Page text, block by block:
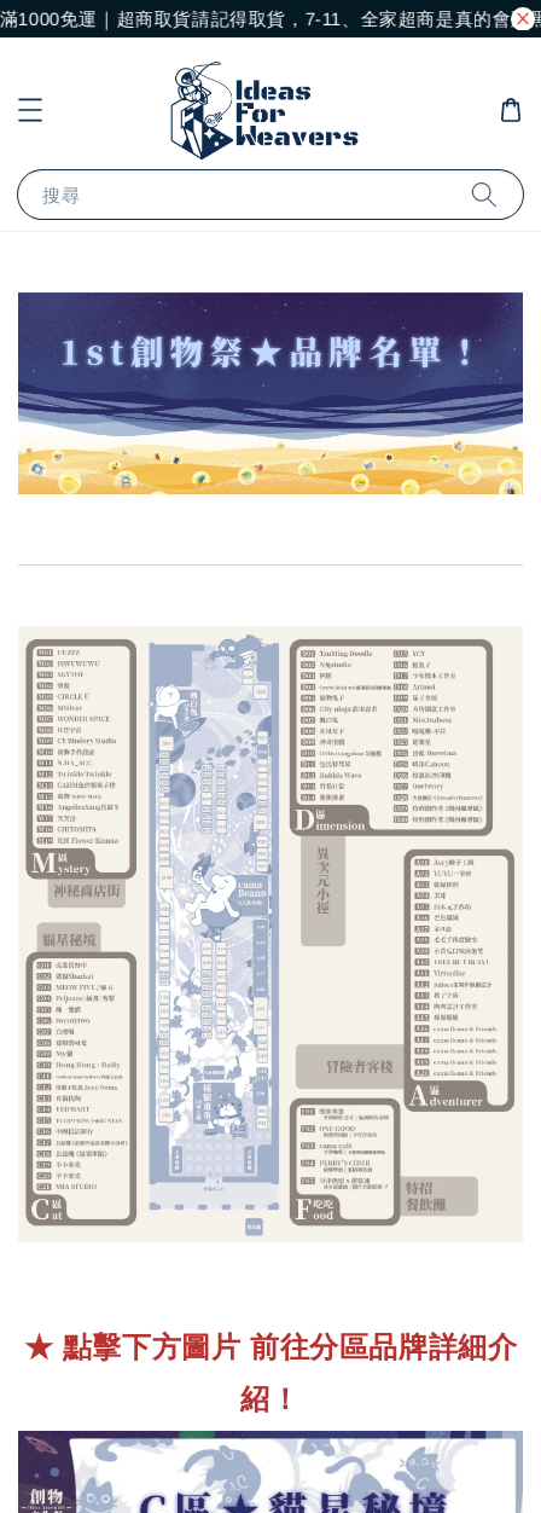
1000免運｜超商取貨請記得取貨，7-11、全家超商是真的會列
搜尋
★ 點擊下方圖片 前往分區品牌詳細介
紹！